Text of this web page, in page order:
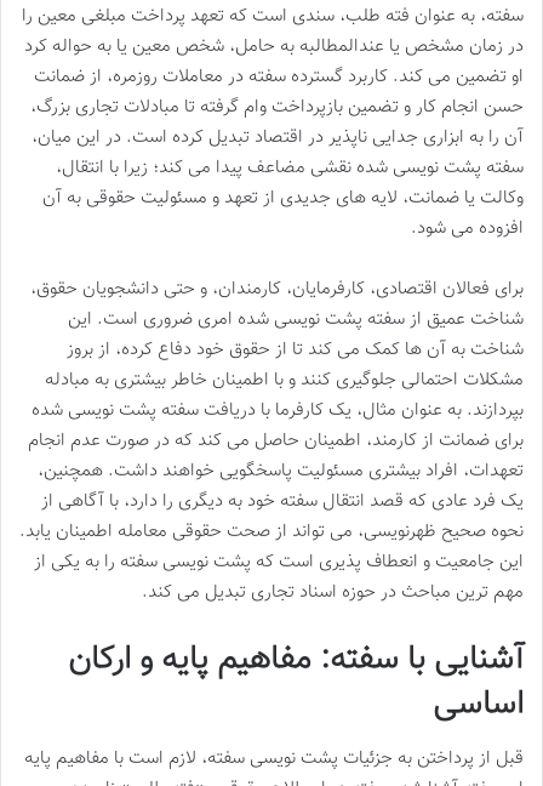
سفته، به عنوان فته طلب، سندی است که تعهد پرداخت مبلغی معین را
در زمان مشخص یا عندالمطالبه به حامل، شخص معین یا به حواله کرد
او تضمین می کند. کاربرد گسترده سفته در معاملات روزمره، از ضمانت
حسن انجام کار و تضمین بازپرداخت وام گرفته تا مبادلات تجاری بزرگ،
آن را به ابزاری جدایی ناپذیر در اقتصاد تبدیل کرده است. در این میان،
سفته پشت نویسی شده نقشی مضاعف پیدا می کند؛ زیرا با انتقال،
وکالت یا ضمانت، لایه های جدیدی از تعهد و مسئولیت حقوقی به آن
افزوده می شود.
برای فعالان اقتصادی، کارفرمایان، کارمندان، و حتی دانشجویان حقوق،
شناخت عمیق از سفته پشت نویسی شده امری ضروری است. این
شناخت به آن ها کمک می کند تا از حقوق خود دفاع کرده، از بروز
مشکلات احتمالی جلوگیری کنند و با اطمینان خاطر بیشتری به مبادله
بپردازند. به عنوان مثال، یک کارفرما با دریافت سفته پشت نویسی شده
برای ضمانت از کارمند، اطمینان حاصل می کند که در صورت عدم انجام
تعهدات، افراد بیشتری مسئولیت پاسخگویی خواهند داشت. همچنین،
یک فرد عادی که قصد انتقال سفته خود به دیگری را دارد، با آگاهی از
نحوه صحیح ظهرنویسی، می تواند از صحت حقوقی معامله اطمینان یابد.
این جامعیت و انعطاف پذیری است که پشت نویسی سفته را به یکی از
مهم ترین مباحث در حوزه اسناد تجاری تبدیل می کند.
آشنایی با سفته: مفاهیم پایه و ارکان
اساسی
قبل از پرداختن به جزئیات پشت نویسی سفته، لازم است با مفاهیم پایه